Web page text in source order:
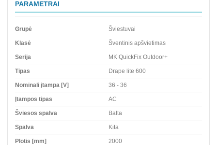
PARAMETRAI
Grupė Šviestuvai
Klasė Šventinis apšvietimas
Serija MK QuickFix Outdoor+
Tipas Drape lite 600
Nominali įtampa [V] 36 - 36
Įtampos tipas AC
Šviesos spalva Balta
Spalva Kita
Plotis [mm] 2000